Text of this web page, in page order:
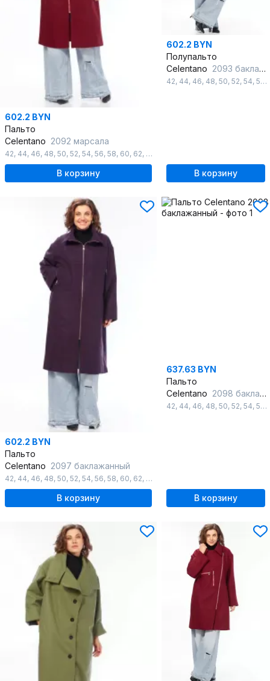
602.2 BYN
Пальто
Celentano 2092 марсала
42, 44, 46, 48, 50, 52, 54, 56, 58, 60, 62, 64
В корзину
602.2 BYN
Полупальто
Celentano 2093 баклажанный
42, 44, 46, 48, 50, 52, 54, 56 ,
В корзину
602.2 BYN
Пальто
Celentano 2097 баклажанный
42, 44, 46, 48, 50, 52, 54, 56, 58, 60, 62, 64
В корзину
637.63 BYN
Пальто
Celentano 2098 баклажанный
42, 44, 46, 48, 50, 52, 54, 56 ,
В корзину